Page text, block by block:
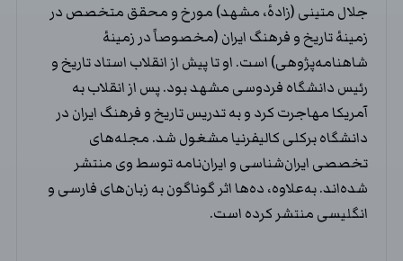
جلال متینی (زادهٔ، مشهد) مورخ و محقق متخصص در
زمینهٔ تاریخ و فرهنگ ایران (مخصوصاً در زمینهٔ
شاهنامه‌پژوهی) است. او تا پیش از انقلاب استاد تاریخ و
رئیس دانشگاه فردوسی مشهد بود. پس از انقلاب به
آمریکا مهاجرت کرد و به تدریس تاریخ و فرهنگ ایران در
دانشگاه برکلی کالیفرنیا مشغول شد. مجله‌های
تخصصی ایران‌شناسی و ایران‌نامه توسط وی منتشر
شده‌اند. به‌علاوه، ده‌ها اثر گوناگون به زبان‌های فارسی و
انگلیسی منتشر کرده است.